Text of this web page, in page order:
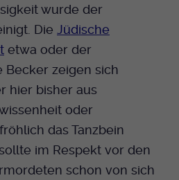
wurde der
Die Jüdische
etwa oder der
Becker zeigen sich
hier bisher aus
oder
das Tanzbein
im Respekt vor den
schon von sich